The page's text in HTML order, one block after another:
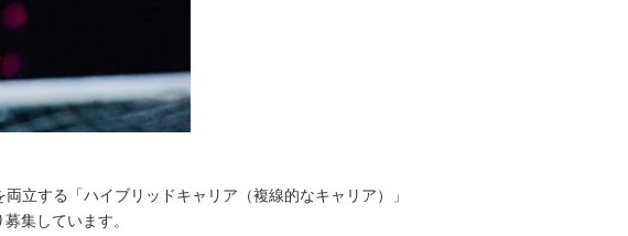
立する「ハイブリッドキャリア（複線的なキャリア）」
集しています。